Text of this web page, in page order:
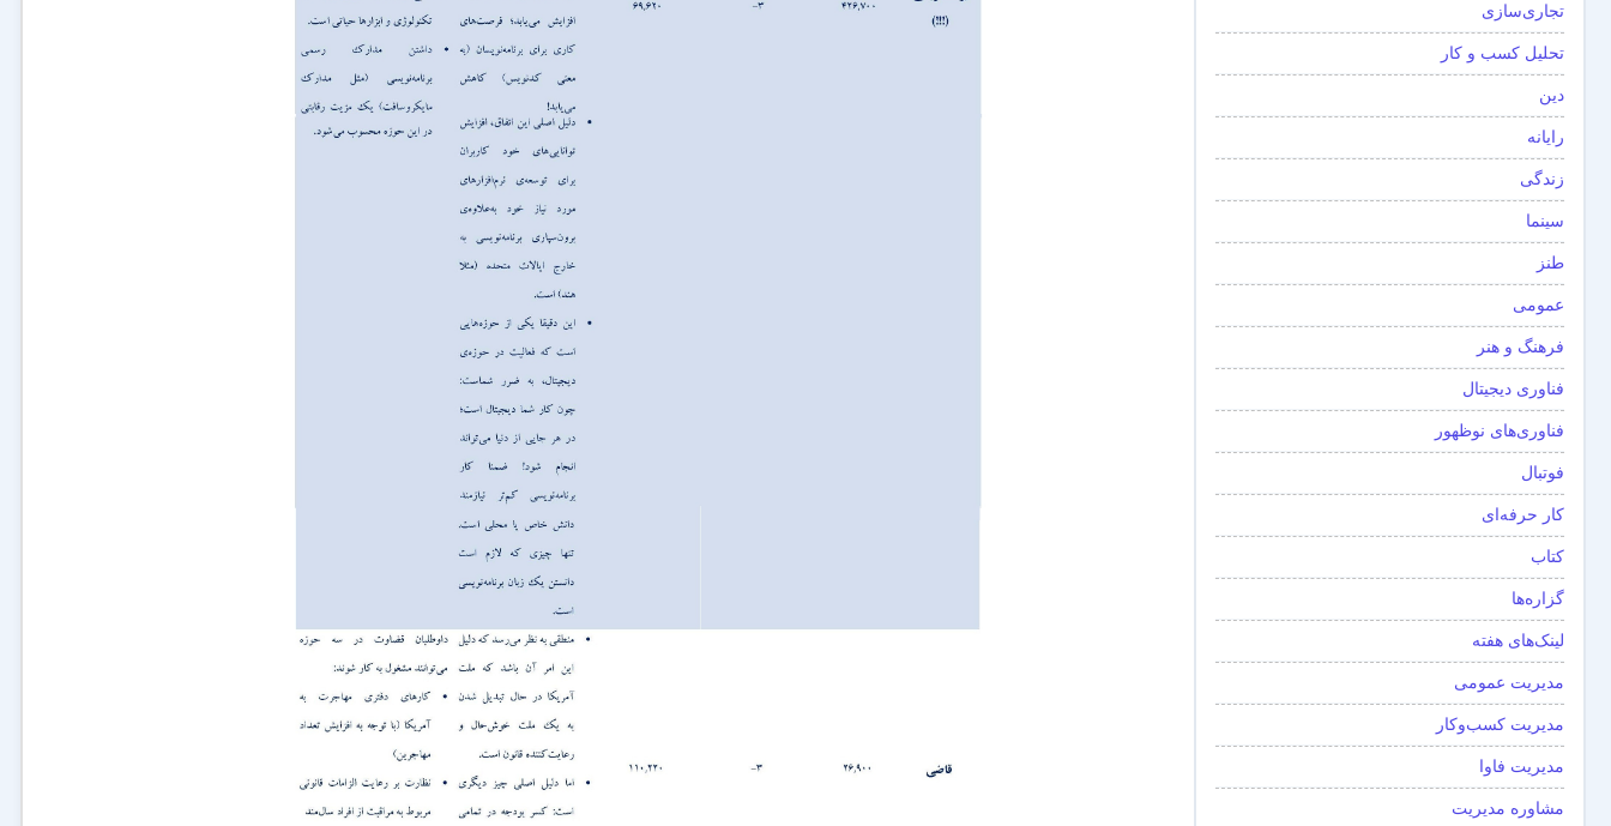
تجاری‌سازی
تحلیل کسب و کار
دین
رایانه
زندگی
سینما
طنز
عمومی
فرهنگ و هنر
فناوری دیجیتال
فناوری‌های نوظهور
فوتبال
کار حرفه‌ای
کتاب
گزاره‌ها
لینک‌های هفته
مدیریت عمومی
مدیریت کسب‌و‌کار
مدیریت فاوا
مشاوره مدیریت